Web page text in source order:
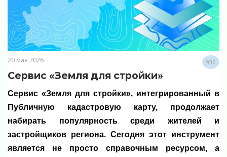
20 мая 2026 936
Сервис «Земля для стройки»
Сервис «Земля для стройки», интегрированный в
Публичную кадастровую карту, продолжает
набирать популярность среди жителей и
застройщиков региона. Сегодня этот инструмент
является не просто справочным ресурсом, а